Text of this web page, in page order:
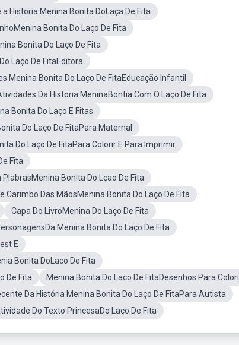
Historia Menina Bonita DoLaça De Fita
Bonita Do Laço De Fita
Bonita Do Laço De Fita
Laço De FitaEditora
Menina Bonita Do Laço De FitaEducação Infantil
Da Historia MeninaBontia Com O Laço De Fita
Bonita Do Laço E Fitas
Do Laço De FitaPara Maternal
Do Laço De FitaPara Colorir E Para Imprimir
Fita
PlabrasMenina Bonita Do Lçao De Fita
Carimbo Das MãosMenina Bonita Do Laço De Fita
Capa Do LivroMenina Do Laço De Fita
Menina Bonita Do Laço De Fita
E
Bonita DoLaco De Fita
De Fita
Menina Bonita Do Laco De FitaDesenhos Para Colori
Da História Menina Bonita Do Laço De FitaPara Autista
Do Texto PrincesaDo Laço De Fita